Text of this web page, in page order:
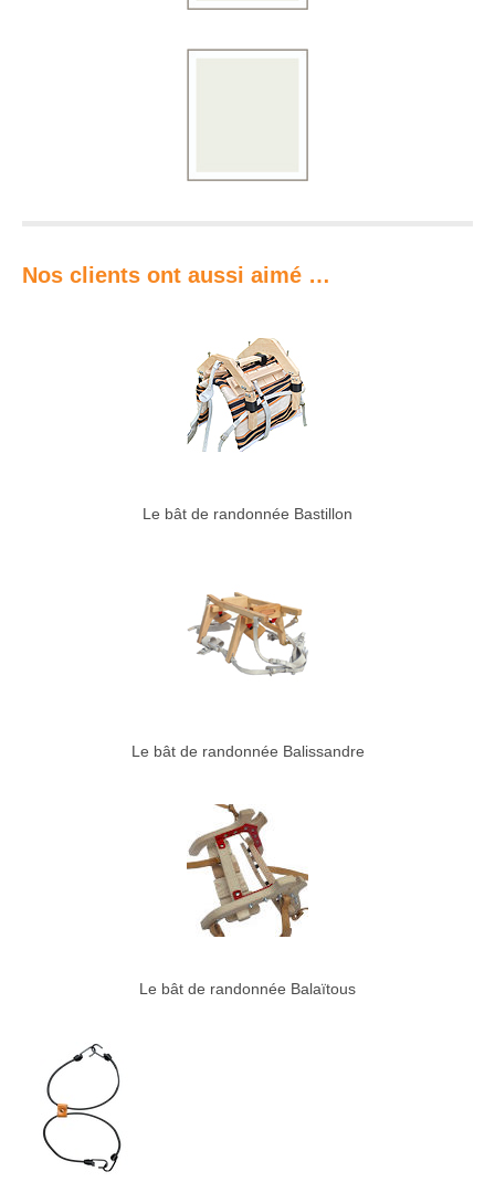
Nos clients ont aussi aimé …
Le bât de randonnée Bastillon
Le bât de randonnée Balissandre
Le bât de randonnée Balaïtous